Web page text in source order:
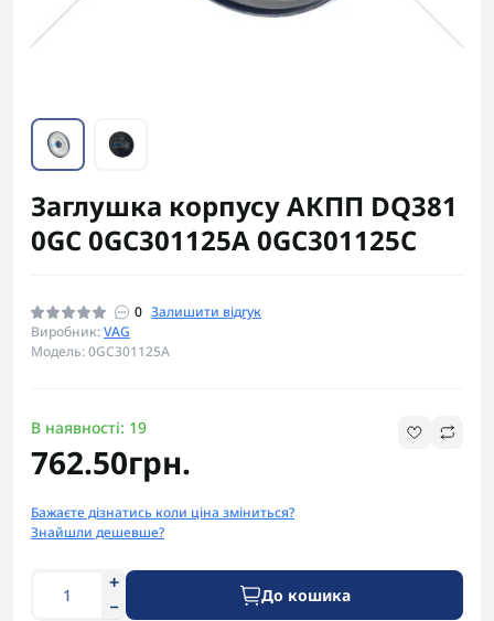
Заглушка корпусу АКПП DQ381
0GC 0GC301125A 0GC301125C
0 Залишити відгук
Виробник:VAG
Модель: 0GC301125A
В наявності: 19
762.50грн.
Бажаєте дізнатись коли ціна зміниться?
Знайшли дешевше?
До кошика